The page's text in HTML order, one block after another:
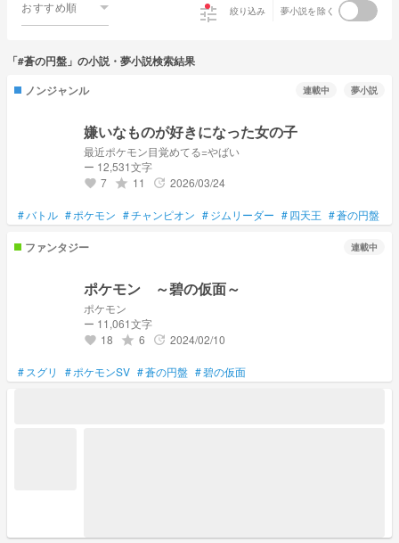
おすすめ順 tune 絞り込み 夢小説を除く
「#蒼の円盤」の小説・夢小説検索結果
ノンジャンル
連載中 夢小説
嫌いなものが好きになった女の子
最近ポケモン目覚めてる=やばい
ー 12,531文字
favorite 7 grade 11 update 2026/03/24
#バトル #ポケモン #チャンピオン #ジムリーダー #四天王 #蒼の円盤
ファンタジー 連載中
ポケモン ～碧の仮面～
ポケモン
ー 11,061文字
favorite 18 grade 6 update 2024/02/10
# スグリ #ポケモンSV #蒼の円盤 #碧の仮面